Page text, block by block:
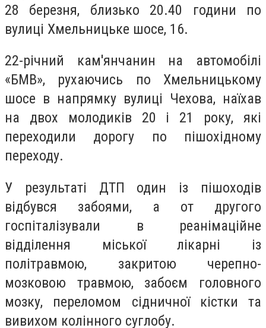
28 березня, близько 20.40 години по
вулиці Хмельницьке шосе, 16.
22-річний кам'янчанин на автомобілі
«БМВ», рухаючись по Хмельницькому
шосе в напрямку вулиці Чехова, наїхав
на двох молодиків 20 і 21 року, які
переходили дорогу по пішохідному
переходу.
У результаті ДТП один із пішоходів
відбувся забоями, а от другого
госпіталізували в реанімаційне
відділення міської лікарні із
політравмою, закритою черепно-
мозковою травмою, забоєм головного
мозку, переломом сідничної кістки та
вивихом колінного суглобу.